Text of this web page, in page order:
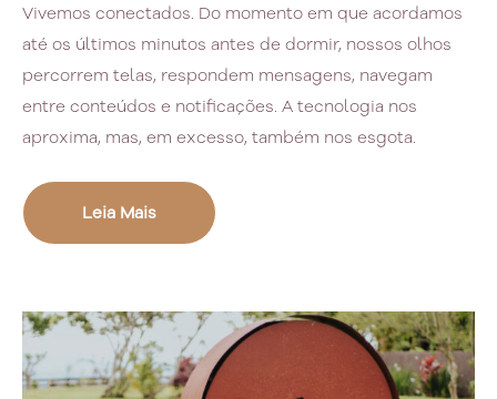
Vivemos conectados. Do momento em que acordamos
até os últimos minutos antes de dormir, nossos olhos
percorrem telas, respondem mensagens, navegam
entre conteúdos e notificações. A tecnologia nos
aproxima, mas, em excesso, também nos esgota.
Leia Mais